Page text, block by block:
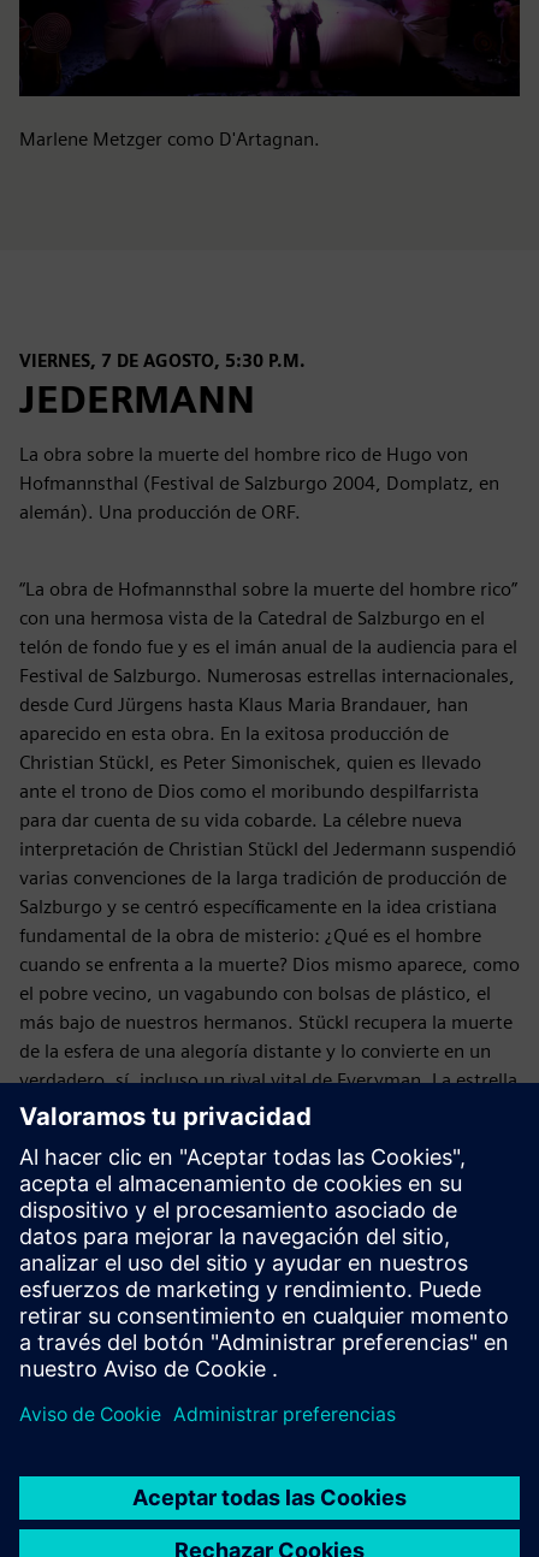
Marlene Metzger como D'Artagnan.
VIERNES, 7 DE AGOSTO, 5:30 P.M.
JEDERMANN
La obra sobre la muerte del hombre rico de Hugo von
Hofmannsthal (Festival de Salzburgo 2004, Domplatz, en
alemán). Una producción de ORF.
“La obra de Hofmannsthal sobre la muerte del hombre rico”
con una hermosa vista de la Catedral de Salzburgo en el
telón de fondo fue y es el imán anual de la audiencia para el
Festival de Salzburgo. Numerosas estrellas internacionales,
desde Curd Jürgens hasta Klaus Maria Brandauer, han
aparecido en esta obra. En la exitosa producción de
Christian Stückl, es Peter Simonischek, quien es llevado
ante el trono de Dios como el moribundo despilfarrista
para dar cuenta de su vida cobarde. La célebre nueva
interpretación de Christian Stückl del Jedermann suspendió
varias convenciones de la larga tradición de producción de
Salzburgo y se centró específicamente en la idea cristiana
fundamental de la obra de misterio: ¿Qué es el hombre
cuando se enfrenta a la muerte? Dios mismo aparece, como
el pobre vecino, un vagabundo con bolsas de plástico, el
más bajo de nuestros hermanos. Stückl recupera la muerte
de la esfera de una alegoría distante y lo convierte en un
verdadero, sí, incluso un rival vital de Everyman. La estrella
de cine Veronica Ferres interpreta a Paramour, y Tobias
Moretti, interpretando a un demonio espectacular, también
aparece como el buen compañero: como amigo y seductor
en uno.
Elenco
Director: Christian Stückl | Duración: 100 minutos | Con:
Peter Simonischek (Everyman), Veronica Ferres
(Paramour), Jens Harzer (Muerte), Tobias Moretti (Buen
Compañero/Diablo), Rudolf Wessely (Dios/Un vecino